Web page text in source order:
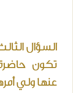
السؤال
تكون
عنها ولي